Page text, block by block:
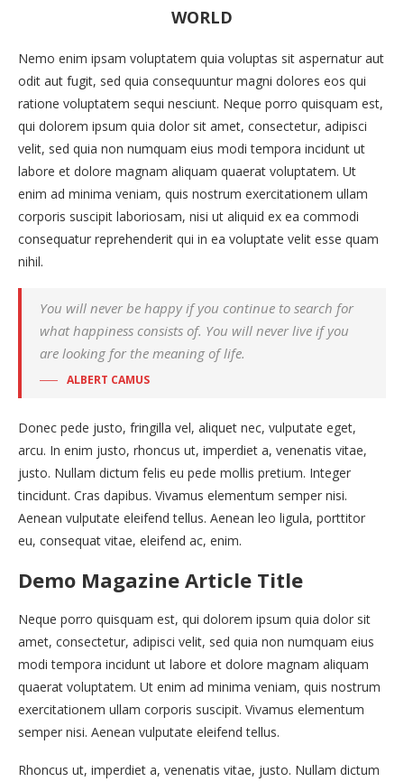
WORLD
Nemo enim ipsam voluptatem quia voluptas sit aspernatur aut
odit aut fugit, sed quia consequuntur magni dolores eos qui
ratione voluptatem sequi nesciunt. Neque porro quisquam est,
qui dolorem ipsum quia dolor sit amet, consectetur, adipisci
velit, sed quia non numquam eius modi tempora incidunt ut
labore et dolore magnam aliquam quaerat voluptatem. Ut
enim ad minima veniam, quis nostrum exercitationem ullam
corporis suscipit laboriosam, nisi ut aliquid ex ea commodi
consequatur reprehenderit qui in ea voluptate velit esse quam
nihil.
You will never be happy if you continue to search for
what happiness consists of. You will never live if you
are looking for the meaning of life.
ALBERT CAMUS
Donec pede justo, fringilla vel, aliquet nec, vulputate eget,
arcu. In enim justo, rhoncus ut, imperdiet a, venenatis vitae,
justo. Nullam dictum felis eu pede mollis pretium. Integer
tincidunt. Cras dapibus. Vivamus elementum semper nisi.
Aenean vulputate eleifend tellus. Aenean leo ligula, porttitor
eu, consequat vitae, eleifend ac, enim.
Demo Magazine Article Title
Neque porro quisquam est, qui dolorem ipsum quia dolor sit
amet, consectetur, adipisci velit, sed quia non numquam eius
modi tempora incidunt ut labore et dolore magnam aliquam
quaerat voluptatem. Ut enim ad minima veniam, quis nostrum
exercitationem ullam corporis suscipit. Vivamus elementum
semper nisi. Aenean vulputate eleifend tellus.
Rhoncus ut, imperdiet a, venenatis vitae, justo. Nullam dictum